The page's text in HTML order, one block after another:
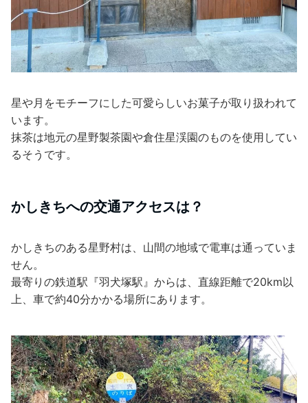
星や月をモチーフにした可愛らしいお菓子が取り扱われて
います。
抹茶は地元の星野製茶園や倉住星渓園のものを使用してい
るそうです。
かしきちへの交通アクセスは？
かしきちのある星野村は、山間の地域で電車は通っていま
せん。
最寄りの鉄道駅『羽犬塚駅』からは、直線距離で20km以
上、車で約40分かかる場所にあります。